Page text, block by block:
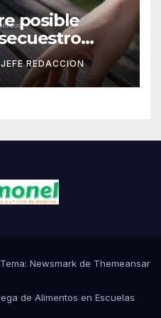
posible
JEFE REDACCION
Tema: Newsmark de Themeansar
de Alimentos en Escuelas